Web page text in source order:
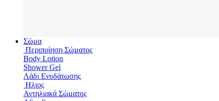
Σώμα
Περιποίηση Σώματος
Body Lotion
Shower Gel
Λάδι Ενυδάτωσης
Hλιος
Αντηλιακά Σώματος